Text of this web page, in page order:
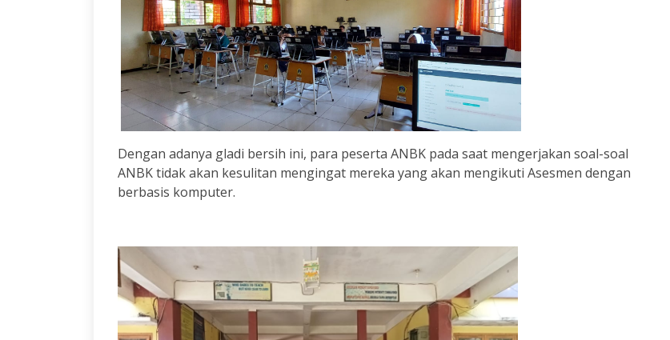
Dengan adanya gladi bersih ini, para peserta ANBK pada saat mengerjakan soal-soal
ANBK tidak akan kesulitan mengingat mereka yang akan mengikuti Asesmen dengan
berbasis komputer.